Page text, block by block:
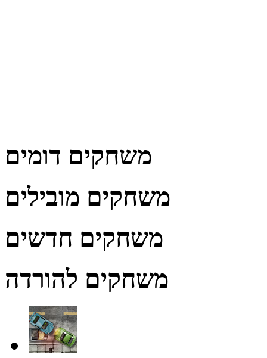
משחקים דומים
משחקים מובילים
משחקים חדשים
משחקים להורדה